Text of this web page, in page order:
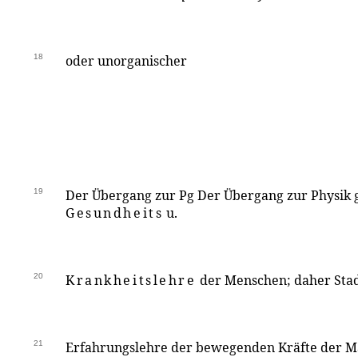
18 oder unorganischer
19
Der Übergang zur Pg Der Übergang zur Physik
Gesundheits u.
20 Krankheitslehre der Menschen; daher
21 Erfahrungslehre der bewegenden Kräfte der